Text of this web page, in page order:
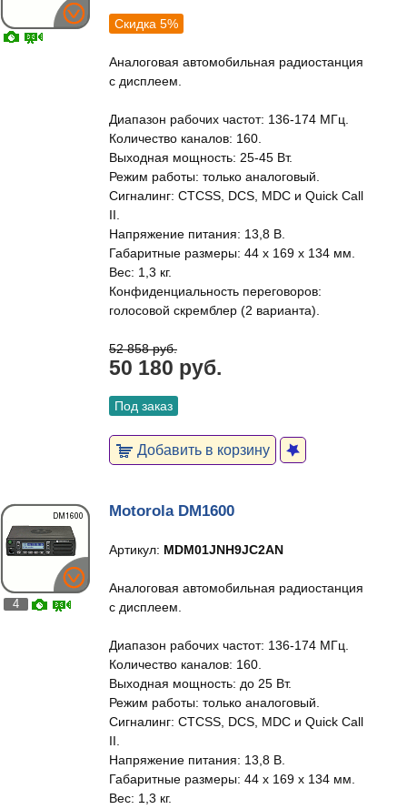
Скидка 5%
Аналоговая автомобильная радиостанция
с дисплеем.
Диапазон рабочих частот: 136-174 МГц.
Количество каналов: 160.
Выходная мощность: 25-45 Вт.
Режим работы: только аналоговый.
Сигналинг: CTCSS, DCS, MDC и Quick Call
II.
Напряжение питания: 13,8 В.
Габаритные размеры: 44 х 169 х 134 мм.
Вес: 1,3 кг.
Конфиденциальность переговоров:
голосовой скремблер (2 варианта).
52 858 руб.
50 180 руб.
Под заказ
Добавить в корзину
4
Motorola DM1600
Артикул: MDM01JNH9JC2AN
Аналоговая автомобильная радиостанция
с дисплеем.
Диапазон рабочих частот: 136-174 МГц.
Количество каналов: 160.
Выходная мощность: до 25 Вт.
Режим работы: только аналоговый.
Сигналинг: CTCSS, DCS, MDC и Quick Call
II.
Напряжение питания: 13,8 В.
Габаритные размеры: 44 х 169 х 134 мм.
Вес: 1,3 кг.